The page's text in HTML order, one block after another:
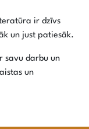
ir dzīvs
un just patiesāk.
savu darbu un
un